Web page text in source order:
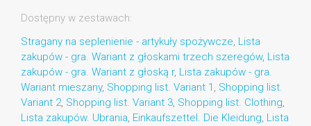
Dostępny w zestawach:
Stragany na seplenienie - artykuły spożywcze, Lista
zakupów - gra. Wariant z głoskami trzech szeregów, Lista
zakupów - gra. Wariant z głoską r, Lista zakupów - gra.
Wariant mieszany, Shopping list. Variant 1 , Shopping list.
Variant 2, Shopping list. Variant 3, Shopping list. Clothing,
Lista zakupów. Ubrania, Einkaufszettel. Die Kleidung, Lista